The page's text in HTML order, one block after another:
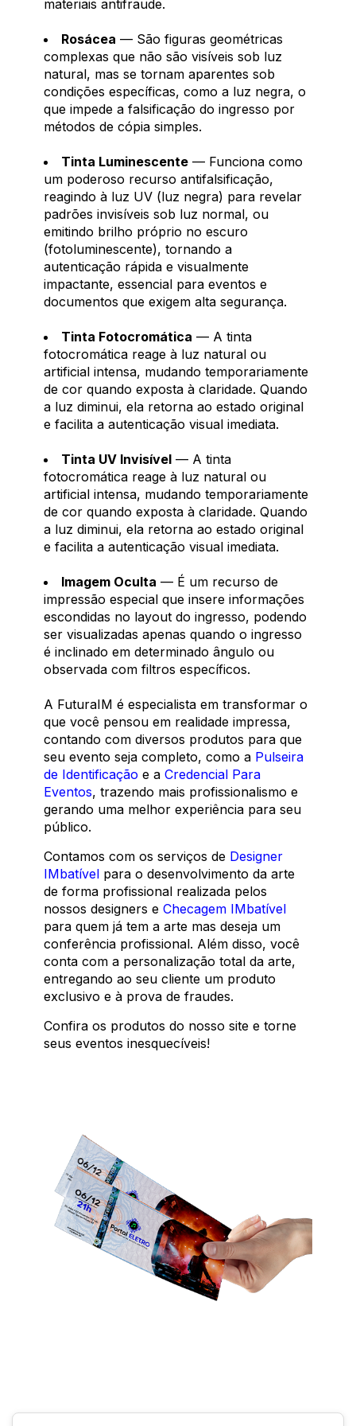
materiais antifraude.
Rosácea — São figuras geométricas
complexas que não são visíveis sob luz
natural, mas se tornam aparentes sob
condições específicas, como a luz negra, o
que impede a falsificação do ingresso por
métodos de cópia simples.
Tinta Luminescente — Funciona como
um poderoso recurso antifalsificação,
reagindo à luz UV (luz negra) para revelar
padrões invisíveis sob luz normal, ou
emitindo brilho próprio no escuro
(fotoluminescente), tornando a
autenticação rápida e visualmente
impactante, essencial para eventos e
documentos que exigem alta segurança.
Tinta Fotocromática — A tinta
fotocromática reage à luz natural ou
artificial intensa, mudando temporariamente
de cor quando exposta à claridade. Quando
a luz diminui, ela retorna ao estado original
e facilita a autenticação visual imediata.
Tinta UV Invisível — A tinta
fotocromática reage à luz natural ou
artificial intensa, mudando temporariamente
de cor quando exposta à claridade. Quando
a luz diminui, ela retorna ao estado original
e facilita a autenticação visual imediata.
Imagem Oculta — É um recurso de
impressão especial que insere informações
escondidas no layout do ingresso, podendo
ser visualizadas apenas quando o ingresso
é inclinado em determinado ângulo ou
observada com filtros específicos.
A FuturaIM é especialista em transformar o
que você pensou em realidade impressa,
contando com diversos produtos para que
seu evento seja completo, como a Pulseira
de Identificação e a Credencial Para
Eventos, trazendo mais profissionalismo e
gerando uma melhor experiência para seu
público.
Contamos com os serviços de Designer
IMbatível para o desenvolvimento da arte
de forma profissional realizada pelos
nossos designers e Checagem IMbatível
para quem já tem a arte mas deseja um
conferência profissional. Além disso, você
conta com a personalização total da arte,
entregando ao seu cliente um produto
exclusivo e à prova de fraudes.
Confira os produtos do nosso site e torne
seus eventos inesquecíveis!